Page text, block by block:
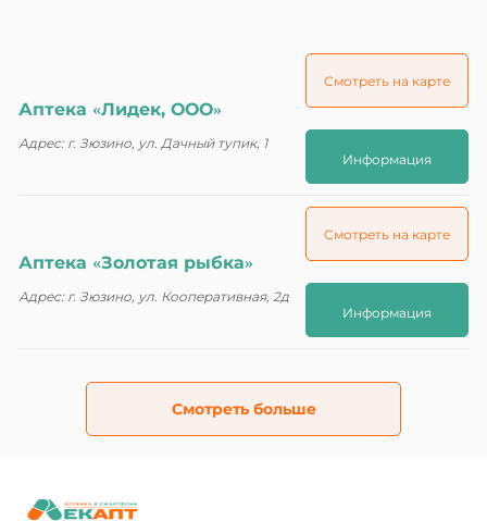
Аптека «Лидек, ООО»
Адрес: г. Зюзино, ул. Дачный тупик, 1
Смотреть на карте
Информация
Аптека «Золотая рыбка»
Адрес: г. Зюзино, ул. Кооперативная, 2д
Смотреть на карте
Информация
Смотреть больше